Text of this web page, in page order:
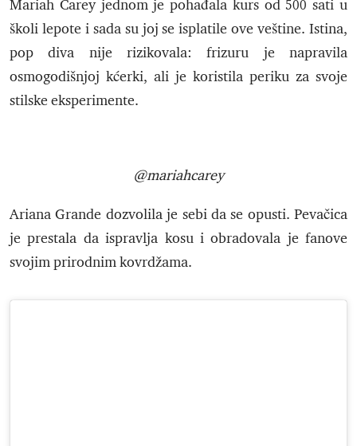
Mariah Carey jednom je pohađala kurs od 500 sati u
školi lepote i sada su joj se isplatile ove veštine. Istina,
pop diva nije rizikovala: frizuru je napravila
osmogodišnjoj kćerki, ali je koristila periku za svoje
stilske eksperimente.
@mariahcarey
Ariana Grande dozvolila je sebi da se opusti. Pevačica
je prestala da ispravlja kosu i obradovala je fanove
svojim prirodnim kovrdžama.